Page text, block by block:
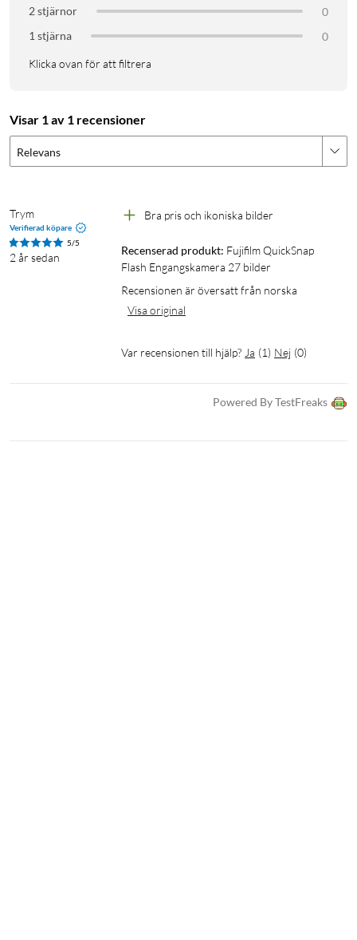
2 stjärnor
0
1 stjärna
0
Klicka ovan för att filtrera
Visar 1 av 1 recensioner
Relevans
Trym
Verifierad köpare
5/5
2 år sedan
Bra pris och ikoniska bilder
Recenserad produkt: Fujifilm QuickSnap
Flash Engangskamera 27 bilder
Recensionen är översatt från norska
Visa original
Var recensionen till hjälp? Ja (1) Nej (0)
Powered By TestFreaks